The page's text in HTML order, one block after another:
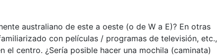
australiano de este a oeste (o de W a E)? En otras
con películas / programas de televisión, etc.,
el centro. ¿Sería posible hacer una mochila (caminata)